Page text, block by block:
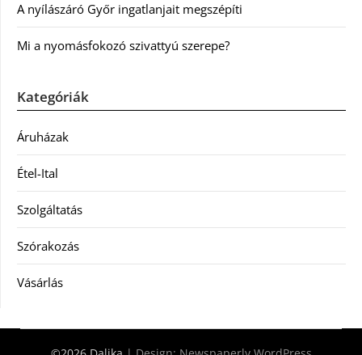
A nyílászáró Győr ingatlanjait megszépíti
Mi a nyomásfokozó szivattyú szerepe?
Kategóriák
Áruházak
Étel-Ital
Szolgáltatás
Szórakozás
Vásárlás